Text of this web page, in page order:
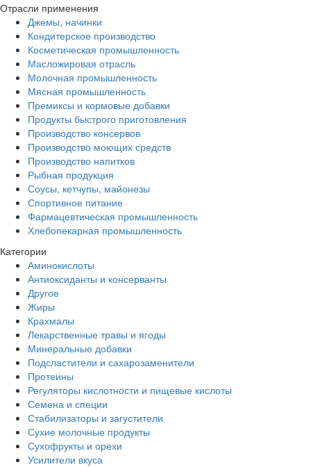
Отрасли применения
Джемы, начинки
Кондитерское производство
Косметическая промышленность
Масложировая отрасль
Молочная промышленность
Мясная промышленность
Премиксы и кормовые добавки
Продукты быстрого приготовления
Производство консервов
Производство моющих средств
Производство напитков
Рыбная продукция
Соусы, кетчупы, майонезы
Спортивное питание
Фармацевтическая промышленность
Хлебопекарная промышленность
Категории
Аминокислоты
Антиоксиданты и консерванты
Другое
Жиры
Крахмалы
Лекарственные травы и ягоды
Минеральные добавки
Подсластители и сахарозаменители
Протеины
Регуляторы кислотности и пищевые кислоты
Семена и специи
Стабилизаторы и загустители
Сухие молочные продукты
Сухофрукты и орехи
Усилители вкуса